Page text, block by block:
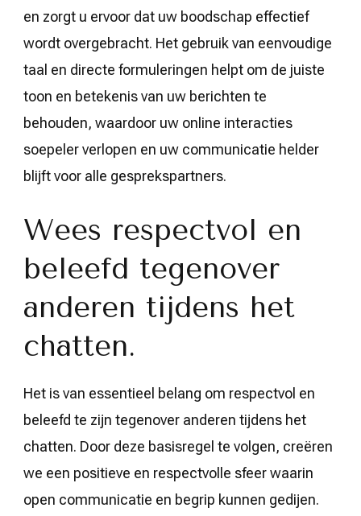
en zorgt u ervoor dat uw boodschap effectief
wordt overgebracht. Het gebruik van eenvoudige
taal en directe formuleringen helpt om de juiste
toon en betekenis van uw berichten te
behouden, waardoor uw online interacties
soepeler verlopen en uw communicatie helder
blijft voor alle gesprekspartners.
Wees respectvol en
beleefd tegenover
anderen tijdens het
chatten.
Het is van essentieel belang om respectvol en
beleefd te zijn tegenover anderen tijdens het
chatten. Door deze basisregel te volgen, creëren
we een positieve en respectvolle sfeer waarin
open communicatie en begrip kunnen gedijen.